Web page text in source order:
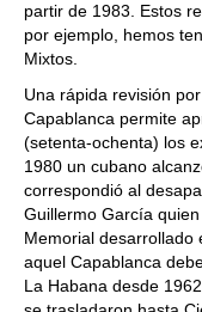
partir de 1983. Estos
por ejemplo, hemos
Mixtos.
Una rápida revisión
Capablanca permite
(setenta-ochenta) los
1980 un cubano
correspondió al
Guillermo García
Memorial desarrollado
aquel Capablanca
La Habana desde